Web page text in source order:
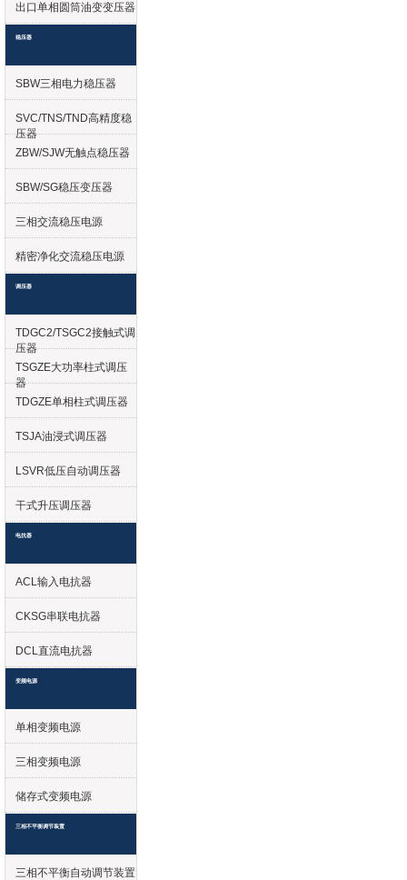
出口单相圆筒油变变压器
稳压器
SBW三相电力稳压器
SVC/TNS/TND高精度稳
压器
ZBW/SJW无触点稳压器
SBW/SG稳压变压器
三相交流稳压电源
精密净化交流稳压电源
调压器
TDGC2/TSGC2接触式调
压器
TSGZE大功率柱式调压
器
TDGZE单相柱式调压器
TSJA油浸式调压器
LSVR低压自动调压器
干式升压调压器
电抗器
ACL输入电抗器
CKSG串联电抗器
DCL直流电抗器
变频电源
单相变频电源
三相变频电源
储存式变频电源
三相不平衡调节装置
三相不平衡自动调节装置